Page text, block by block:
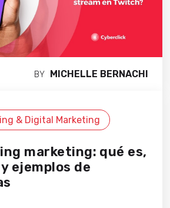
BY MICHELLE BERNACHI
& Digital Marketing
marketing: qué es,
ejemplos de